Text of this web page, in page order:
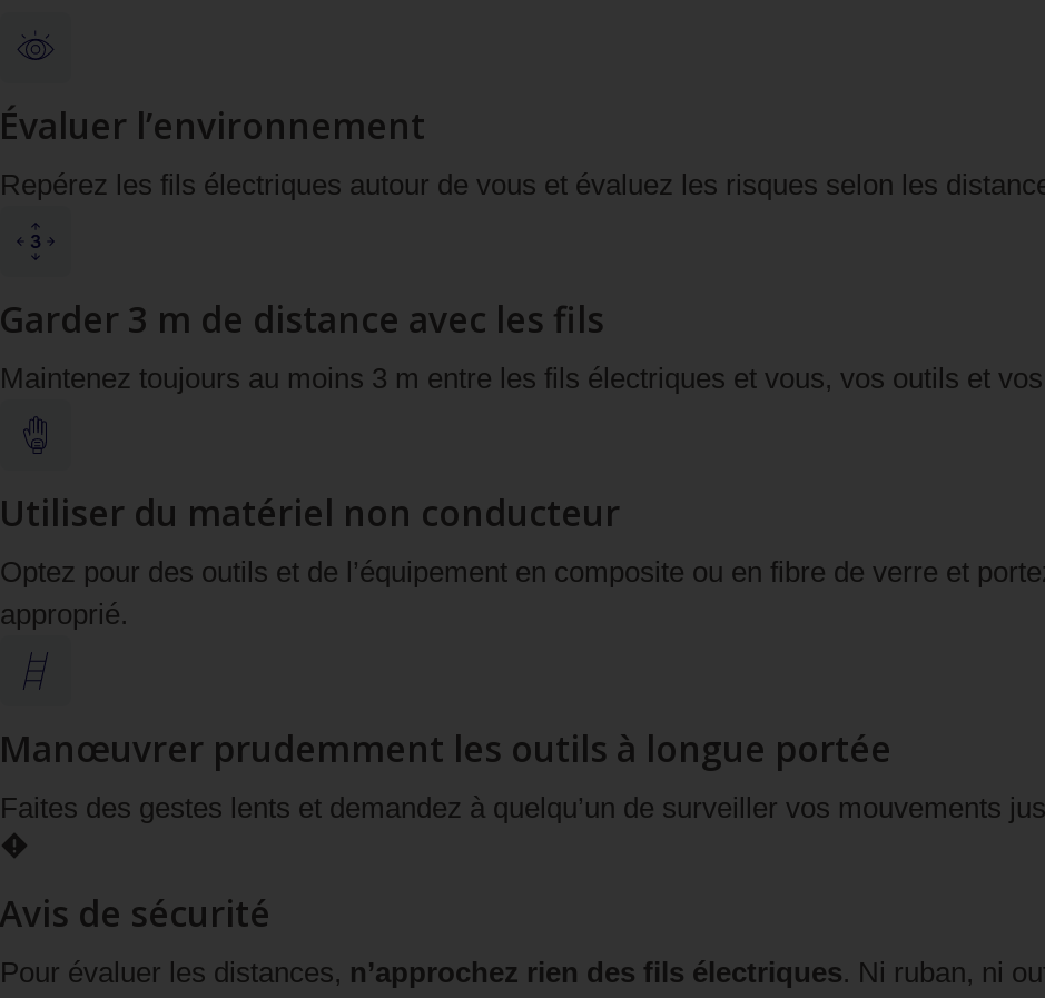
Évaluer l’environnement
Repérez les fils électriques autour de vous et évaluez les risques selon les
Garder 3 m de distance avec les fils
Maintenez toujours au moins 3 m entre les fils électriques et vous, vos outils et
Utiliser du matériel non conducteur
Optez pour des outils et de l’équipement en composite ou en fibre de verre et
approprié.
Manœuvrer prudemment les outils à longue portée
Faites des gestes lents et demandez à quelqu’un de surveiller vos mouvements
Avis de sécurité
Pour évaluer les distances, n’approchez rien des fils électriques. Ni ruban, ni